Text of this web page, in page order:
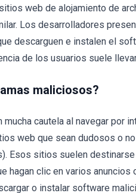
web de alojamiento de
Los desarrolladores
descarguen e instalen el
de los usuarios suele
maliciosos?
cautela al navegar por
web que sean dudosos o
Esos sitios suelen destinarse
clic en varios anuncios
o instalar software